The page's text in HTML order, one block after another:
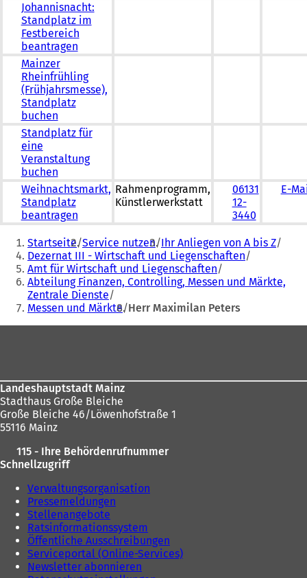
Johannisnacht:
Standplatz im
Festbereich
beantragen
Mainzer
Rheinfrühling
(Frühjahrsmesse),
Standplatz
buchen
Standplatz für
eine
Veranstaltung
buchen
Weihnachtsmarkt,
Standplatz
beantragen
Rahmenprogramm,
Künstlerwerkstatt
06131
12-
3440
E-
Sie
befinden
sich
hier:
Startseite Service nutzen Ihr Anliegen von A bis Z
Dezernat III - Wirtschaft und Liegenschaften
Amt für Wirtschaft und Liegenschaften
Abteilung Finanzen, Controlling, Messen und Märkte,
Zentrale Dienste
Messen und Märkte Herr Maximilan Peters
Landeshauptstadt Mainz
Stadthaus Große Bleiche
Große Bleiche 46/Löwenhofstraße 1
55116 Mainz
115 - Ihre Behördenrufnummer
Schnellzugriff
Verwaltungsorganisation
Pressemeldungen
Stellenangebote
Ratsinformationssystem
Öffentliche Ausschreibungen
Serviceportal (Online-Services)
Newsletter abonnieren